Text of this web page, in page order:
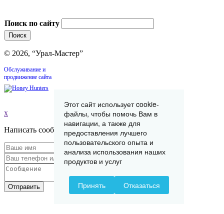
Поиск по сайту
© 2026, “Урал-Мастер”
Обслуживание и
продвижение сайта
x
Написать сообщение
Отправить
Этот сайт использует cookie-
файлы, чтобы помочь Вам в
навигации, а также для
предоставления лучшего
пользовательского опыта и
анализа использования наших
продуктов и услуг
Принять Отказаться